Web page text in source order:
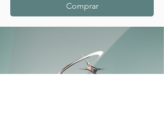
Comprar